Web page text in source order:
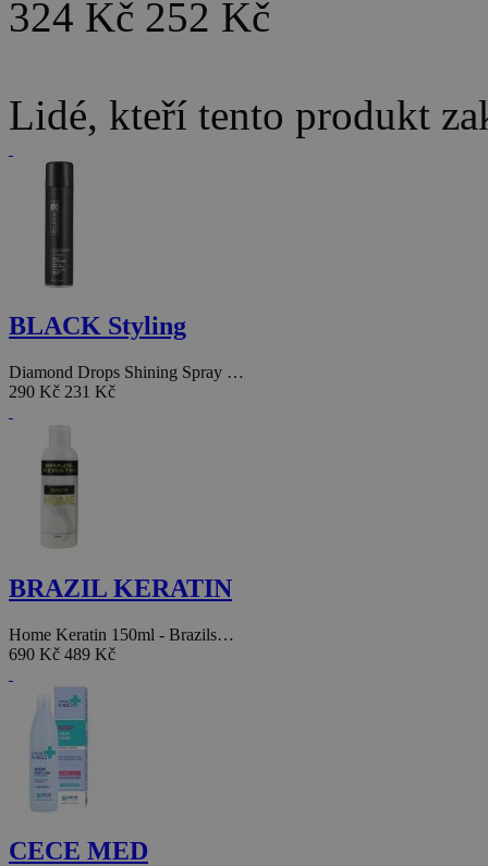
324 Kč 252 Kč
Lidé, kteří tento produkt
BLACK Styling
Diamond Drops Shining Spray …
290 Kč 231 Kč
BRAZIL KERATIN
Home Keratin 150ml - Brazils…
690 Kč 489 Kč
CECE MED